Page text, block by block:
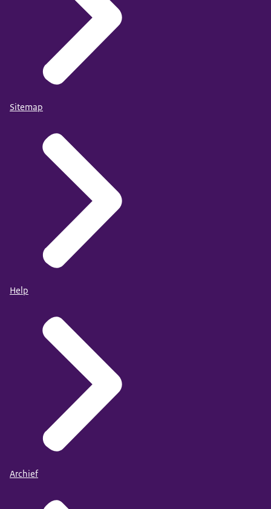
Sitemap
Help
Archief